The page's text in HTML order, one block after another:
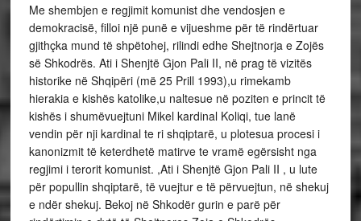
Me shembjen e regjimit komunist dhe vendosjen e
demokracisë, filloi një punë e vijueshme për të rindërtuar
gjithçka mund të shpëtohej, rilindi edhe Shejtnorja e Zojës
së Shkodrës. Ati i Shenjtë Gjon Pali II, në prag të vizitës
historike në Shqipëri (më 25 Prill 1993),u rimekamb
hierakia e kishës katolike,u naltesue në poziten e princit të
kishës i shumëvuejtuni Mikel kardinal Koliqi, tue lanë
vendin për nji kardinal te ri shqiptarë, u plotesua procesi i
kanonizmit të keterdhetë matirve te vramë egërsisht nga
regjimi i terorit komunist. ,Ati i Shenjtë Gjon Pali II , u lute
për popullin shqiptarë, të vuejtur e të përvuejtun, në shekuj
e ndër shekuj. Bekoj në Shkodër gurin e parë për